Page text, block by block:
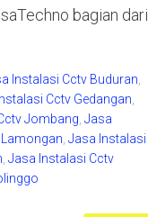
bagian dari
Instalasi Cctv Buduran
Cctv Gedangan
Jombang Jasa
Jasa Instalasi
Jasa Instalasi Cctv